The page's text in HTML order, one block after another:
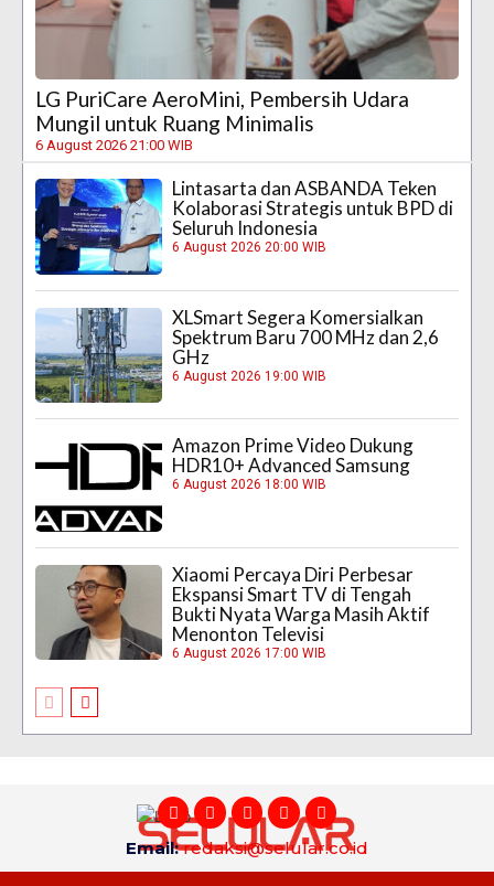
LG PuriCare AeroMini, Pembersih Udara
Mungil untuk Ruang Minimalis
6 August 2026 21:00 WIB
Lintasarta dan ASBANDA Teken
Kolaborasi Strategis untuk BPD di
Seluruh Indonesia
6 August 2026 20:00 WIB
XLSmart Segera Komersialkan
Spektrum Baru 700 MHz dan 2,6
GHz
6 August 2026 19:00 WIB
Amazon Prime Video Dukung
HDR10+ Advanced Samsung
6 August 2026 18:00 WIB
Xiaomi Percaya Diri Perbesar
Ekspansi Smart TV di Tengah
Bukti Nyata Warga Masih Aktif
Menonton Televisi
6 August 2026 17:00 WIB
Email:redaksi@selular.co.id